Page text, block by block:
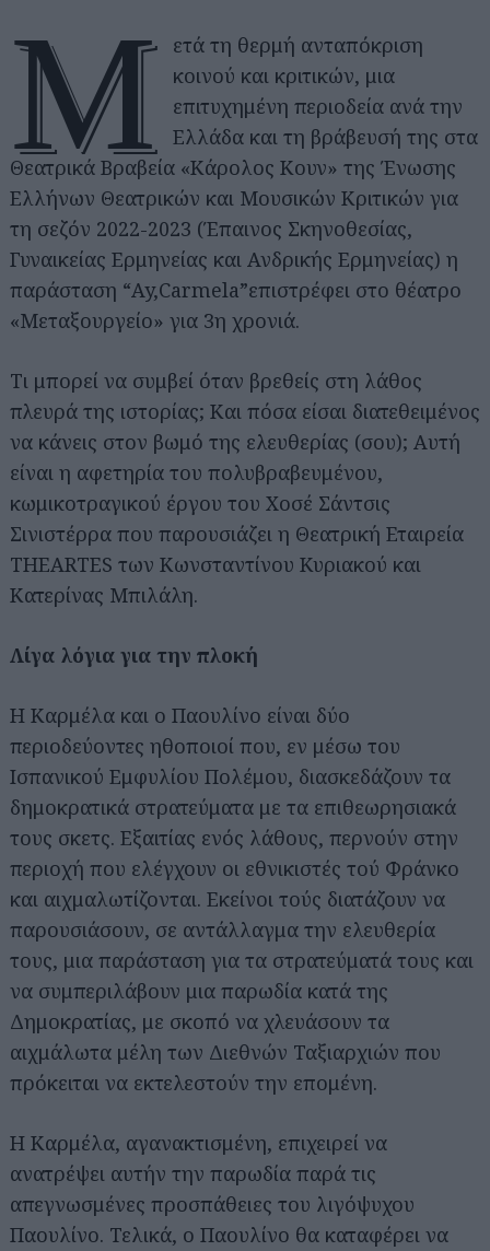
Μ
ετά τη θερμή ανταπόκριση
κοινού και κριτικών, μια
επιτυχημένη περιοδεία ανά την
Ελλάδα και τη βράβευσή της στα
Θεατρικά Βραβεία «Κάρολος Κουν» της Ένωσης
Ελλήνων Θεατρικών και Μουσικών Κριτικών για
τη σεζόν 2022-2023 (Έπαινος Σκηνοθεσίας,
Γυναικείας Ερμηνείας και Ανδρικής Ερμηνείας) η
παράσταση “Ay,Carmela”επιστρέφει στο θέατρο
«Μεταξουργείο» για 3η χρονιά.
Τι μπορεί να συμβεί όταν βρεθείς στη λάθος
πλευρά της ιστορίας; Και πόσα είσαι διατεθειμένος
να κάνεις στον βωμό της ελευθερίας (σου); Αυτή
είναι η αφετηρία του πολυβραβευμένου,
κωμικοτραγικού έργου του Χοσέ Σάντσις
Σινιστέρρα που παρουσιάζει η Θεατρική Εταιρεία
THEARTES των Κωνσταντίνου Κυριακού και
Κατερίνας Μπιλάλη.
Λίγα λόγια για την πλοκή
Η Καρμέλα και ο Παουλίνο είναι δύο
περιοδεύοντες ηθοποιοί που, εν μέσω του
Ισπανικού Εμφυλίου Πολέμου, διασκεδάζουν τα
δημοκρατικά στρατεύματα με τα επιθεωρησιακά
τους σκετς. Εξαιτίας ενός λάθους, περνούν στην
περιοχή που ελέγχουν οι εθνικιστές τού Φράνκο
και αιχμαλωτίζονται. Εκείνοι τούς διατάζουν να
παρουσιάσουν, σε αντάλλαγμα την ελευθερία
τους, μια παράσταση για τα στρατεύματά τους και
να συμπεριλάβουν μια παρωδία κατά της
Δημοκρατίας, με σκοπό να χλευάσουν τα
αιχμάλωτα μέλη των Διεθνών Ταξιαρχιών που
πρόκειται να εκτελεστούν την επομένη.
Η Καρμέλα, αγανακτισμένη, επιχειρεί να
ανατρέψει αυτήν την παρωδία παρά τις
απεγνωσμένες προσπάθειες του λιγόψυχου
Παουλίνο. Τελικά, ο Παουλίνο θα καταφέρει να